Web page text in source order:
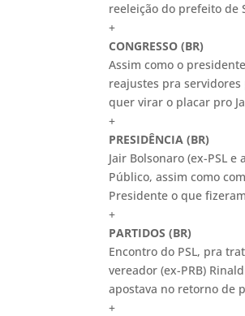
reeleição do prefeito de
+
CONGRESSO (BR)
Assim como o
reajustes pra servidores
quer virar o placar pro
+
PRESIDÊNCIA (BR)
Jair Bolsonaro (ex-PSL
Público, assim como
Presidente o que
+
PARTIDOS (BR)
Encontro do PSL, pra
vereador (ex-PRB)
apostava no retorno de
+